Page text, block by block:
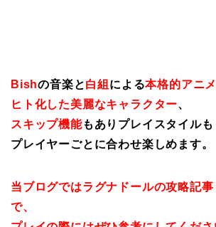
Bishの音楽と白組 による本格的アニ
ヒト化した美麗なキャラクター、
スキップ機能もありプレイスタイルも
プレイヤーごとに合わせ楽しめます。
当ブログではラグナドールの攻略記
で、